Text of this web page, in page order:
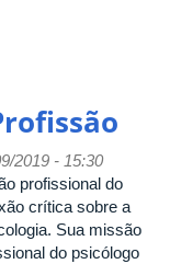
2019 - 15:30
profissional do
crítica sobre a
Sua missão
do psicólogo